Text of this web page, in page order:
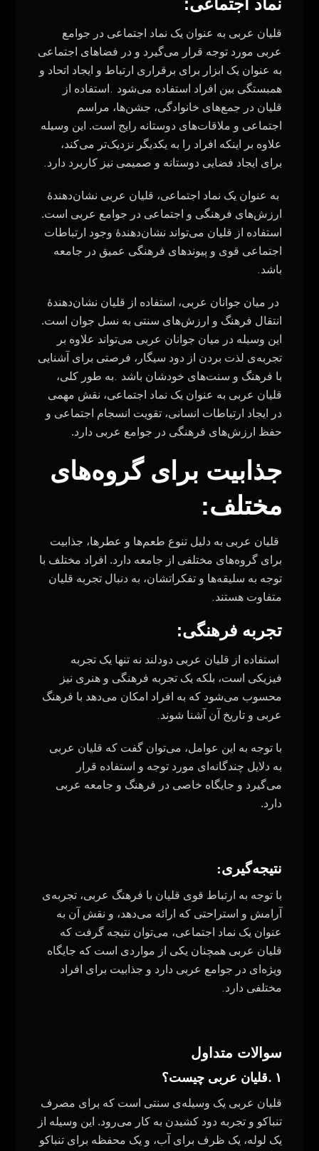
نماد اجتماعی:
قلیان عربی به عنوان یک نماد اجتماعی در جوامع
عربی مورد توجه قرار می‌گیرد و در فضاهای اجتماعی
به عنوان یک ابزار برای برقراری ارتباط و ایجاد اتحاد و
همبستگی بین افراد استفاده می‌شود . استفاده از
قلیان در جمع‌های خانوادگی، جشن‌ها، مراسم
اجتماعی و ملاقات‌های دوستانه رایج است. این وسیله
علاوه بر اینکه افراد را به یکدیگر نزدیک‌تر می‌کند،
برای ایجاد فضایی دوستانه و صمیمی نیز کاربرد دارد.
به عنوان یک نماد اجتماعی، قلیان عربی نشان‌دهندهٔ
ارزش‌های فرهنگی و اجتماعی در جوامع عربی است.
استفاده از قلیان می‌تواند نشان‌دهندهٔ وجود ارتباطات
اجتماعی قوی و پیوندهای فرهنگی عمیق در جامعه
باشد.
در میان جوانان عربی، استفاده از قلیان نشان‌دهندهٔ
انتقال فرهنگ و ارزش‌های سنتی به نسل جوان است.
این وسیله در میان جوانان عربی می‌تواند علاوه بر
تجربه‌ی لذت بردن از دود سیگار، فرصتی برای آشنایی
با فرهنگ و سنت‌های خودشان باشد .به طور کلی،
قلیان عربی به عنوان یک نماد اجتماعی، نقش مهمی
در ایجاد ارتباطات انسانی، تقویت انسجام اجتماعی و
حفظ ارزش‌های فرهنگی در جوامع عربی دارد.
جذابیت برای گروه‌های
مختلف:
قلیان عربی به دلیل تنوع طعم‌ها و عطرها، جذابیت
برای گروه‌های مختلفی از جامعه دارد. افراد مختلف با
توجه به سلیقه‌ها و تفکراتشان، به دنبال تجربه قلیان
متفاوت هستند.
تجربه فرهنگی:
استفاده از قلیان عربی دودلند نه تنها یک تجربه
فیزیکی است، بلکه یک تجربه فرهنگی و هنری نیز
محسوب می‌شود که به افراد امکان می‌دهد با فرهنگ
عربی و تاریخ آن آشنا شوند.
با توجه به این عوامل، می‌توان گفت که قلیان عربی
به دلایل چندگانه‌ای مورد توجه و استفاده قرار
می‌گیرد و جایگاه خاصی در فرهنگ و جامعه عربی
دارد.
نتیجه‌گیری:
با توجه به ارتباط قوی قلیان با فرهنگ عربی، تجربه‌ی
آرامش و استراحتی که ارائه می‌دهد، و نقش آن به
عنوان یک نماد اجتماعی، می‌توان نتیجه گرفت که
قلیان عربی همچنان یکی از مواردی است که جایگاه
ویژه‌ای در جوامع عربی دارد و جذابیت برای افراد
مختلفی دارد.
سوالات متداول
۱ .قلیان عربی چیست؟
قلیان عربی یک وسیله‌ی سنتی است که برای مصرف
تنباکو و تجربه دود کشیدن به کار می‌رود. این وسیله از
یک لوله، یک ظرف برای آب، و یک محفظه برای تنباکو